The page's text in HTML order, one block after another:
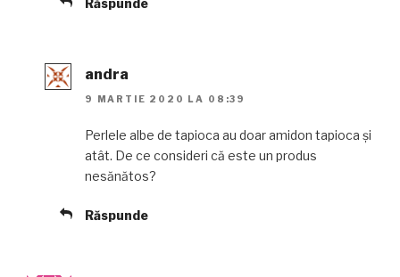
andra
9 MARTIE 2020 LA 08:39
Perlele albe de tapioca au doar amidon tapioca și
atât. De ce consideri că este un produs
nesănătos?
Răspunde